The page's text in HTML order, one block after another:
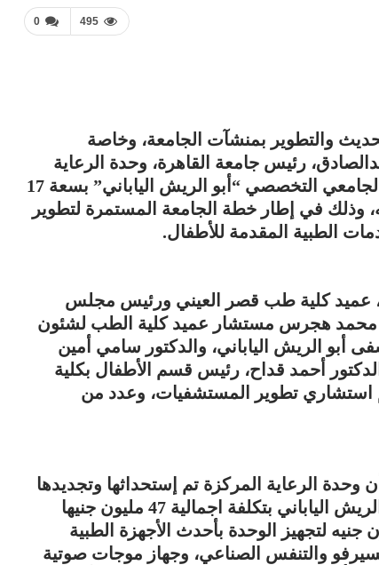
0 495
والتطوير بمنشآت الجامعة، وخاصة
رئيس جامعة القاهرة، وحدة الرعاية
المركزة بالدور الثاني بمستشفى الأطفال الجامعي التخصصي “أبو الريش الياباني” بسعة 17
بلغت 47 مليون جنيه، وذلك في إطار خطة الجامعة المستمرة لتطوير
الطبية المقدمة للأطفال.
عميد كلية طب قصر العيني ورئيس مجلس
محمد هجرس مستشار عميد كلية الطب لشئون
أبو الريش الياباني، والدكتور سامي أمين
أحمد قداح، رئيس قسم الأطفال بكلية
استشاري تطوير المستشفيات، وعدد من
الرعاية المركزة تم إستحداثها وتجديدها
بتبرع من الجمعية المصرية لمستشفى أبو الريش الياباني بتكلفة اجمالية 47 مليون جنيها
جنيه للإنشاءات، و20 مليون جنيه لتجهيز الوحدة بأحدث الأجهزة الطبية
والتنفس الصناعي، وجهاز موجات صوتية